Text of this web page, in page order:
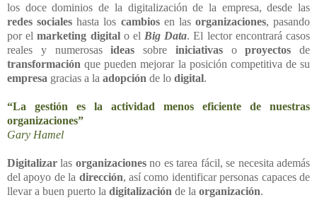
los doce dominios de la digitalización de la empresa, desde las
redes socialeshasta los cambiosen las organizaciones, pasando
por elmarketing digitalo el Big Data. El lector encontrará casos
reales y numerosasideas sobre iniciativasoproyectos de
transformación que pueden mejorar la posición competitiva de su
empresa gracias a la adopción de lo digital.
“La gestión es la actividad menos eficiente de nuestras
organizaciones”
Gary Hamel
Digitalizar las organizacionesno es tarea fácil, se necesita además
del apoyo de la dirección, así como identificar personas capaces de
llevar a buen puerto la digitalización de la organización.